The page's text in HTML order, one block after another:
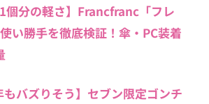
個分の軽さ】Francfranc「フレ
い勝手を徹底検証！傘・PC装着
バズりそう】セブン限定ゴンチ